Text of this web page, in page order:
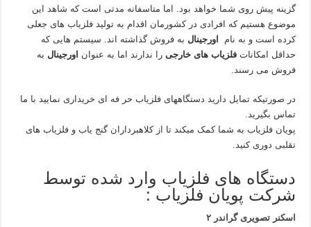
گزینه پیش روی شما خواهد بود. اما متاسفانه مدتی است که شاهد این
موضوع هستیم که افرادی در کشورمان اقدام به تولید فلزیاب های جعلی
کرده است و به نام
اورجینال به فروش گذاشته اند. سیستم هایی که
حداقل امکاناتفلزیاب های خارجی را ندارند اما به عنوان اورجینال به
فروش می رسند.
در صورتیکه تمایل دارید دستگاههای فلزیاب حر فه ای خریداری نمایید با ما
تماس بگیرید.
پویان فلزیاب به شما کمک میکند تا از کلاهبرداران گنج یاب و فلزیاب های
تقلبی دوری کنید.
دستگاه های فلزیاب وارد شده توسط
شرکت پویان فلزیاب :
اسکنر تصویری گراندر ۲